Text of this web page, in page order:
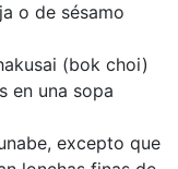
o de sésamo
(bok choi)
en una sopa
excepto que